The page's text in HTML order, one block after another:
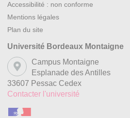
Accessibilité : non conforme
Mentions légales
Plan du site
Université Bordeaux Montaigne
Campus Montaigne
Esplanade des Antilles
33607 Pessac Cedex
Contacter l'université